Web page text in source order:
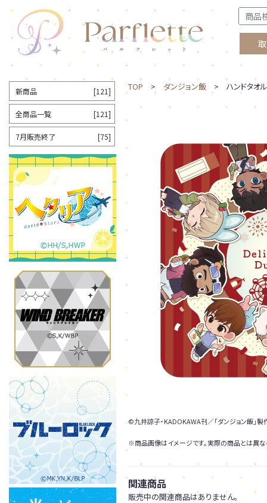
TOP > ダンジョン飯 > ハンドタオル
©九井諒子・KADOKAWA刊／「ダンジョン飯」
※商品画像はイメージです。実際の商品とは異な
関連商品
販売中の関連商品はありません。
新商品 [121]
全商品一覧 [121]
7月販売終了 [75]